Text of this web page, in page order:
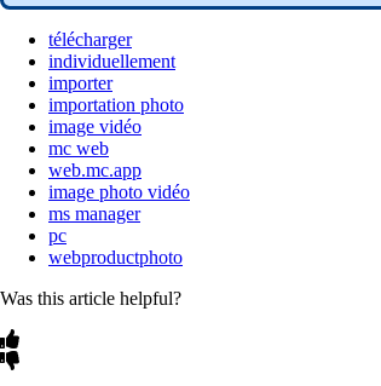
télécharger
individuellement
importer
importation photo
image vidéo
mc web
web.mc.app
image photo vidéo
ms manager
pc
webproductphoto
Was this article helpful?